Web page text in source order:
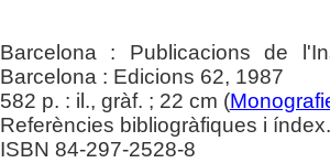
Barcelona : Publicacions de
Barcelona : Edicions 62, 1987
582 p. : il., gràf. ; 22 cm (
Referències bibliogràfiques i
ISBN 84-297-2528-8